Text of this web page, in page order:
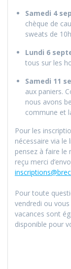
Samedi 4
chèque de
sweats de
Lundi 6
tous sur les
Samedi 11
aux paniers.
nous avons
commune et
Pour les
nécessaire via le
pensez à faire le
reçu merci
Pour toute
vendredi ou
vacances sont
disponible pour